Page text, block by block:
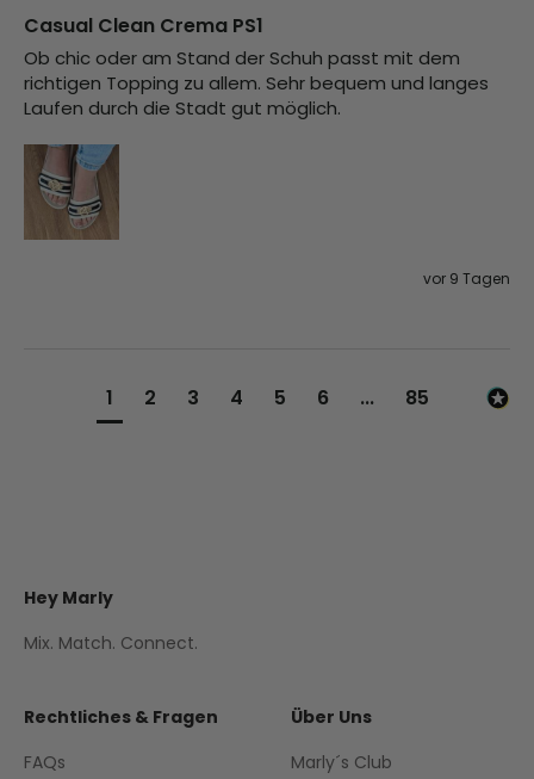
Casual Clean Crema PS1
Ob chic oder am Stand der Schuh passt mit dem
richtigen Topping zu allem. Sehr bequem und langes
Laufen durch die Stadt gut möglich.
vor 9 Tagen
1 2 3 4 5 6 ... 85
Hey Marly
Mix. Match. Connect.
Rechtliches & Fragen
FAQs
Über Uns
Marly´s Club